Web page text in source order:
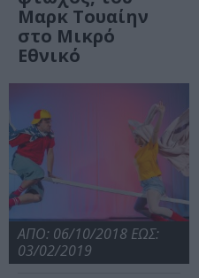
Μαρκ Τουαίην
στο Μικρό
Εθνικό
ΑΠΟ: 06/10/2018 ΕΩΣ:
03/02/2019